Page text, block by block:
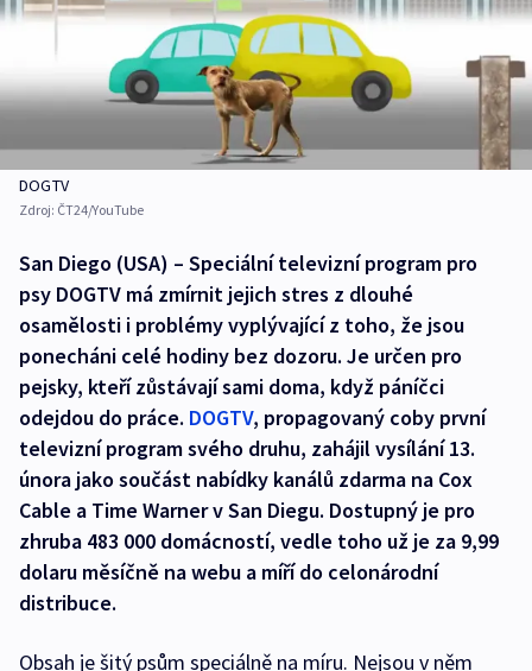
DOGTV
Zdroj: ČT24/YouTube
San Diego (USA) – Speciální televizní program pro
psy DOGTV má zmírnit jejich stres z dlouhé
osamělosti i problémy vyplývající z toho, že jsou
ponecháni celé hodiny bez dozoru. Je určen pro
pejsky, kteří zůstávají sami doma, když páníčci
odejdou do práce. DOGTV, propagovaný coby první
televizní program svého druhu, zahájil vysílání 13.
února jako součást nabídky kanálů zdarma na Cox
Cable a Time Warner v San Diegu. Dostupný je pro
zhruba 483 000 domácností, vedle toho už je za 9,99
dolaru měsíčně na webu a míří do celonárodní
distribuce.
Obsah je šitý psům speciálně na míru. Nejsou v něm